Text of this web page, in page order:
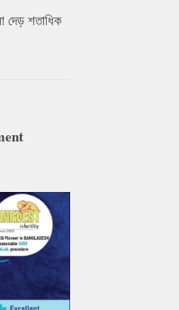
দেড় শতাধিক